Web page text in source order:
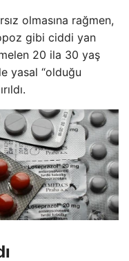
olmasına rağmen,
gibi ciddi yan
20 ila 30 yaş
yasal “olduğu